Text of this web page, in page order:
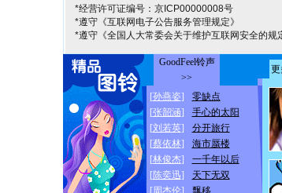
*经营许可证编号：京ICP00000008号
*遵守《互联网电子公告服务管理规定》
*遵守《全国人大常委会关于维护互联网安全的规